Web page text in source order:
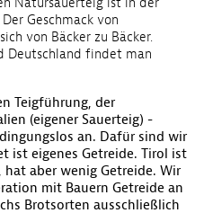
Geschmack von
von Bäcker zu Bäcker.
Deutschland findet man
Teigführung, der
(eigener Sauerteig)
an. Dafür sind wir
ist eigenes Getreide. Tirol ist
hat aber wenig Getreide. Wir
mit Bauern Getreide an
Brot­sorten ausschließlich